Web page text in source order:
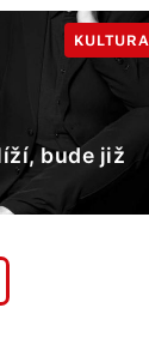
bude již
KULTURA